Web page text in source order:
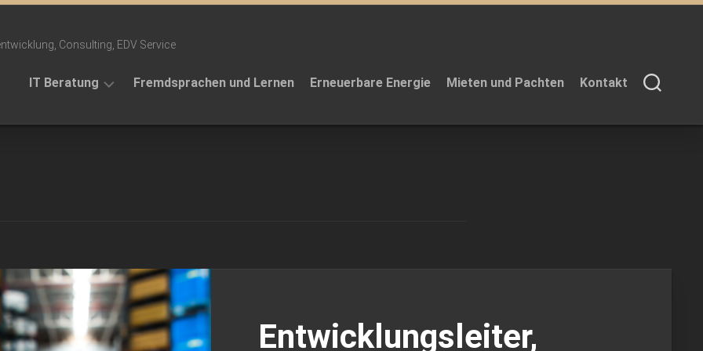
Consulting, EDV Service
IT Beratung Fremdsprachen und Lernen Erneuerbare Energie Mieten und Pachten Kontakt
Entwicklungsleiter,